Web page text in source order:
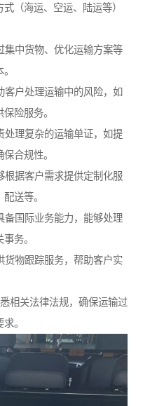
（海运、空运、陆运等）
集中货物、优化运输方案等
客户处理运输中的风险，如
险服务。
处理复杂的运输单证，如提
合规性。
根据客户需求提供定制化服
送等。
备国际业务能力，能够处理
务。
货物跟踪服务，帮助客户实
相关法律法规，确保运输过
。